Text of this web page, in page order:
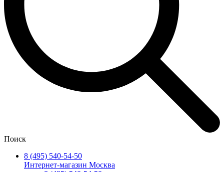
Поиск
8 (495) 540-54-50
Интернет-магазин Москва